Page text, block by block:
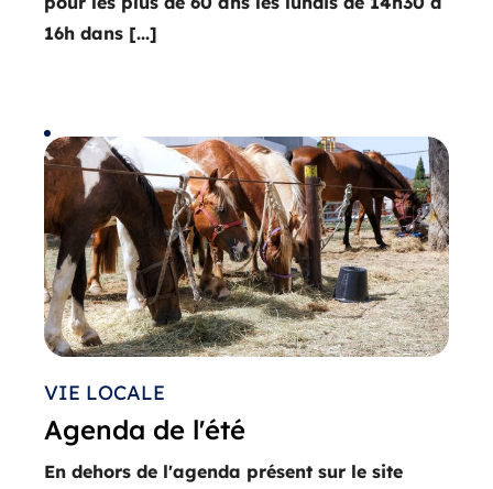
16h dans [...]
VIE LOCALE
Agenda de l'été
En dehors de l'agenda présent sur le site